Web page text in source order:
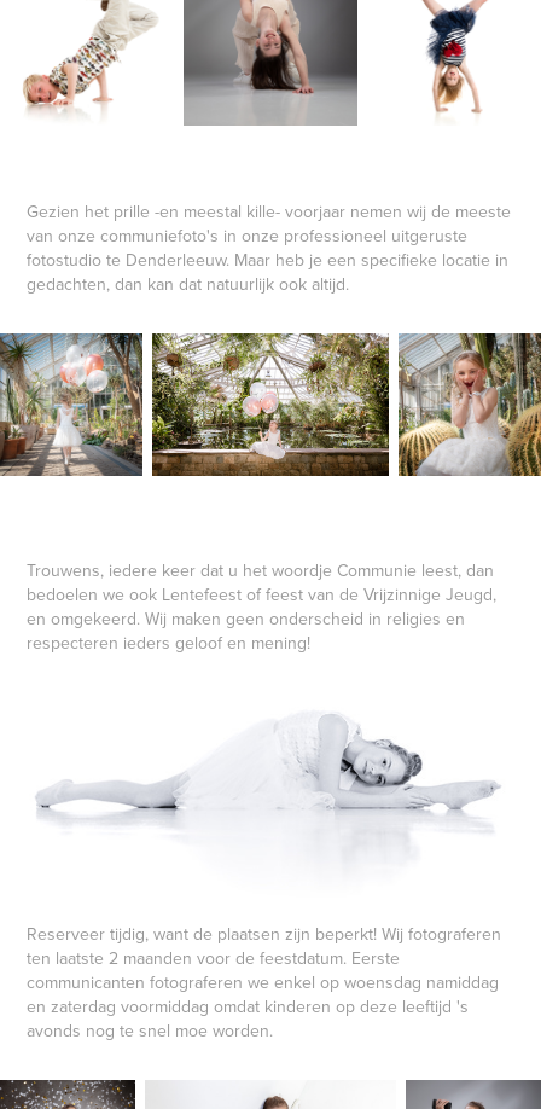
Gezien het prille -en meestal kille- voorjaar nemen wij de meeste
van onze communiefoto's in onze professioneel uitgeruste
fotostudio te Denderleeuw. Maar heb je een specifieke locatie in
gedachten, dan kan dat natuurlijk ook altijd.
Trouwens, iedere keer dat u het woordje Communie leest, dan
bedoelen we ook Lentefeest of feest van de Vrijzinnige Jeugd,
en omgekeerd. Wij maken geen onderscheid in religies en
respecteren ieders geloof en mening!
Reserveer tijdig, want de plaatsen zijn beperkt! Wij fotograferen
ten laatste 2 maanden voor de feestdatum. Eerste
communicanten fotograferen we enkel op woensdag namiddag
en zaterdag voormiddag omdat kinderen op deze leeftijd 's
avonds nog te snel moe worden.